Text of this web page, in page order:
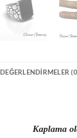
DEĞERLENDIRMELER
Kaplama